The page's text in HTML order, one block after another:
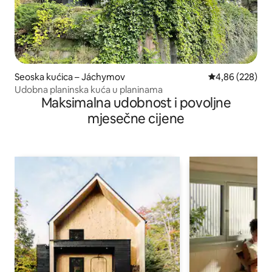
Seoska kućica – Jáchymov Prosječna
4,86 (228)
Udobna planinska kuća u planinama
Maksimalna udobnost i povoljne
mjesečne cijene